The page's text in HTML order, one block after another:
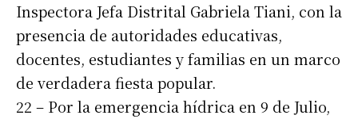
Inspectora Jefa Distrital Gabriela Tiani, con la
presencia de autoridades educativas,
docentes, estudiantes y familias en un marco
de verdadera fiesta popular.
22 – Por la emergencia hídrica en 9 de Julio,